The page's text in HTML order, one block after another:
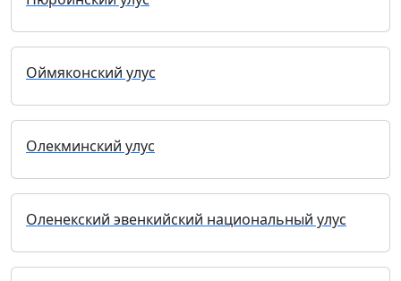
Оймяконский улус
Олекминский улус
Оленекский эвенкийский национальный улус